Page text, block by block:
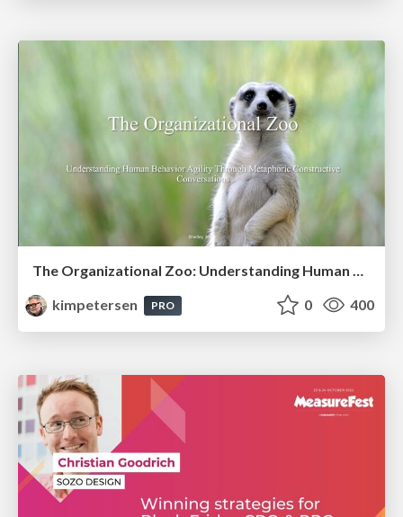
The Organizational Zoo: Understanding Human Behavior Agility Through Metaphoric Constructive Conversations (based on the works of Arthur Shelley, Ph.D)
kimpetersen
PRO 0 400